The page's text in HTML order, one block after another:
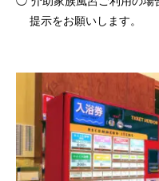
提示をお願いします。